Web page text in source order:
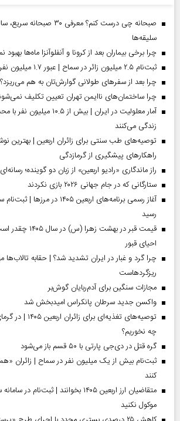
صبحانه چی درست کنم؟ معرفی
سلیقه‌ها
چرا برخی بیماران بعد از کرونا و آنفلوآنزا ماه‌ها بهبود
ثبت‌نام ۲.۵ میلیون زائر در سماح | عبور ۱.۷ میلیون نفر از مرز‌های اربعین
چرا بعد از سفرهای طولانی گوارش‌تان به هم می‌ریزد؟
چرا ساختمان‌های ناایمن تهران تعیین تکلیف
آمار معلولیت در ایران | بیش از
زندگی می‌کنند
توصیه‌های طب سنتی برای زائران اربعین |
راهکارهای پیشگیری از گرمازدگی
راز ماندگاری «رادیو اربعین» از زبان دو گوینده؛
ستارگانی که در جام جهانی ۲۰۲۶ بازی نکردند
رسید
قیمت قبر در بهشت
احیای قبور
چرا گرد و غبار در ایران تشدید شد؟ | حقابه تالاب‌ها
ریزگردهاست
مجازات سنگین برای آدم‌ربایان گوش‌بر
واکسن جدید سرطان پانکراس امیدبخش شد
توصیه‌های تغذیه‌ای
چه نخوریم؟
گره قتل در دی‌جی پارتی با ۵۰ قسم باز می‌شود
ثبت‌نام بیش از یک میلیون نفر در سماح | زائران
کنند
متقاضیان ارز اربعین ۱۴۰۵ بخوانند |
موکول نکنید